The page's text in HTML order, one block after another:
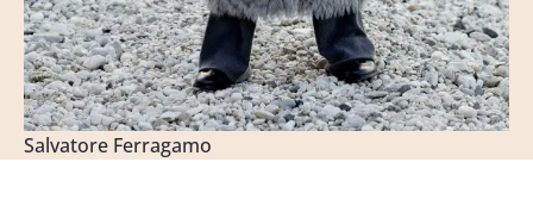
Salvatore Ferragamo